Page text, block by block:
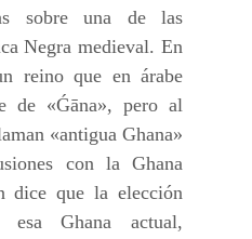
sobre una de las
Negra medieval. En
reino que en árabe
de «Ǵāna», pero al
«antigua Ghana»
con la Ghana
dice que la elección
Ghana actual,